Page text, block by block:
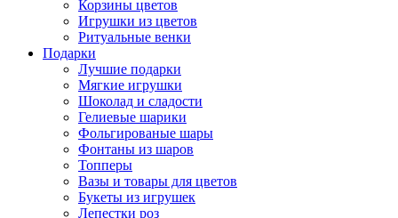
Корзины цветов
Игрушки из цветов
Ритуальные венки
Подарки
Лучшие подарки
Мягкие игрушки
Шоколад и сладости
Гелиевые шарики
Фольгированые шары
Фонтаны из шаров
Топперы
Вазы и товары для цветов
Букеты из игрушек
Лепестки роз